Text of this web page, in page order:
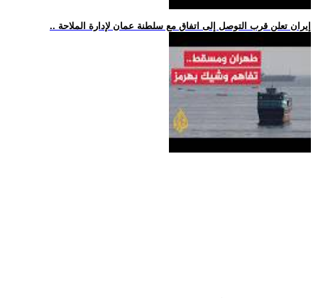
.. إيران تعلن قرب التوصل إلى اتفاق مع سلطنة عمان لإدارة الملاحة